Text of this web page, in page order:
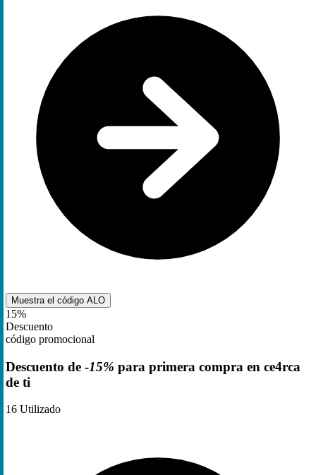
Muestra el código ALO
15%
Descuento
código promocional
Descuento de -15% para primera compra en ce4rca
de ti
16 Utilizado